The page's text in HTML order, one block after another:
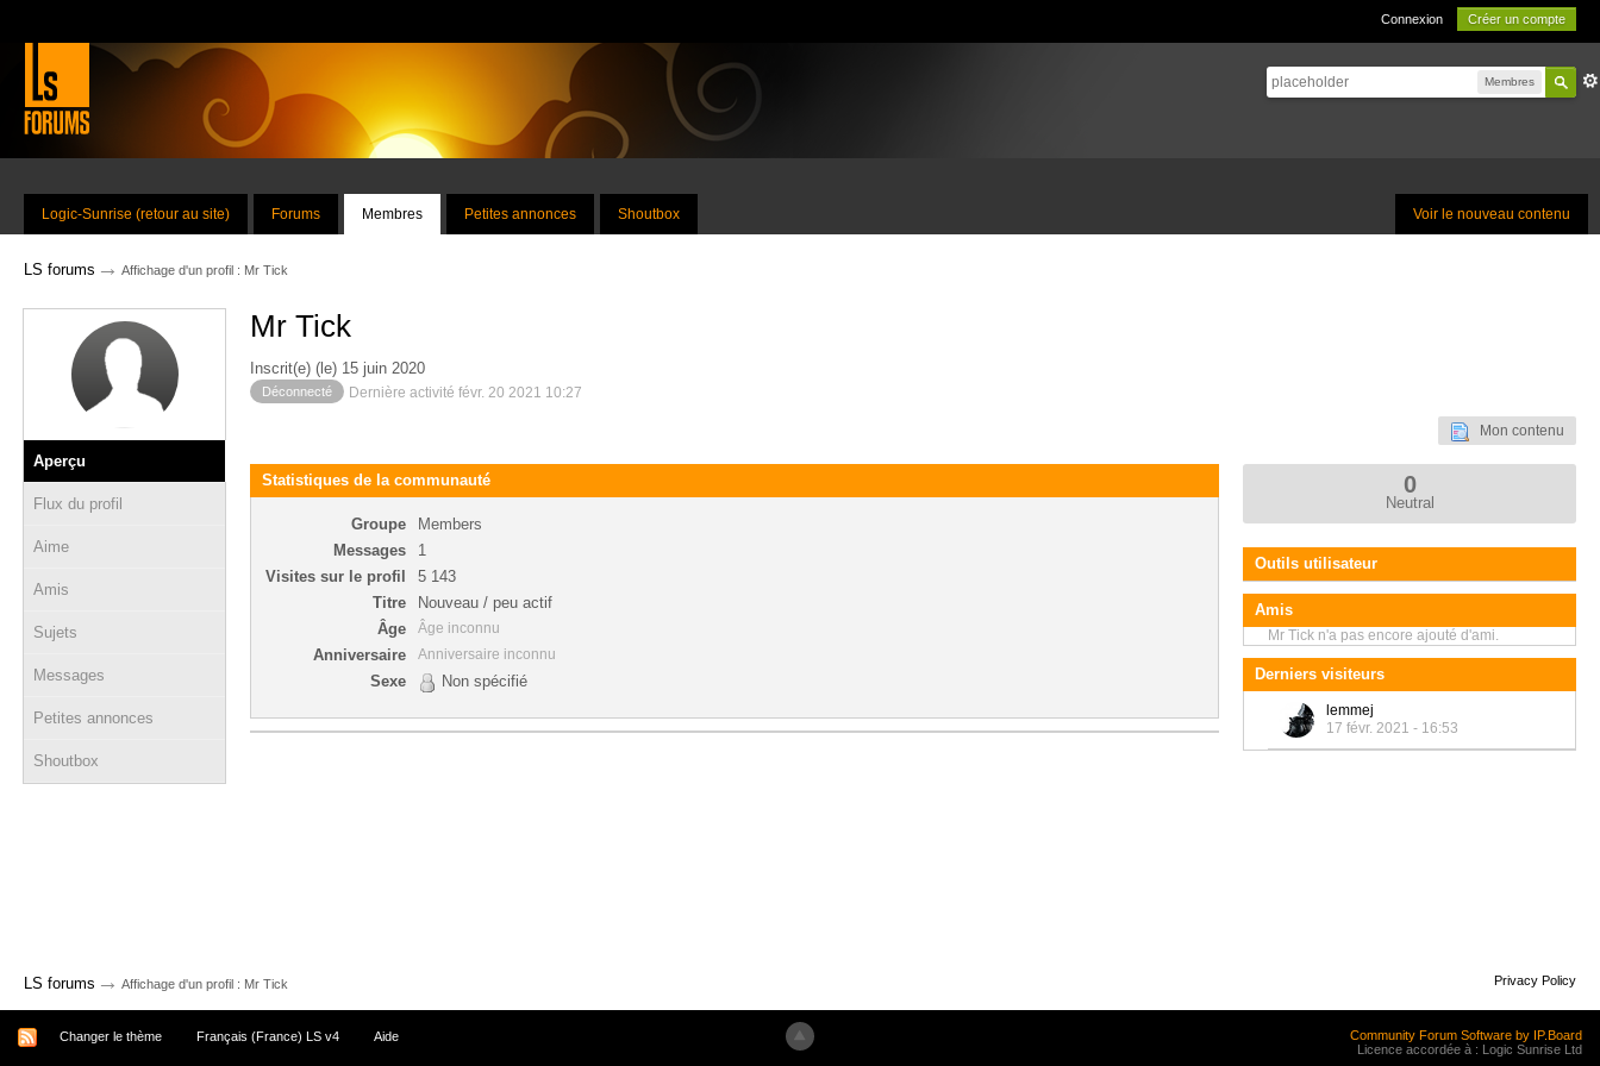
Connexion Créer un compte
Membres
Voir le nouveau contenu
Logic-Sunrise (retour au site) Forums Membres Petites annonces Shoutbox
LS forums → Affichage d'un profil : Mr Tick
Aperçu
Flux du profil
Aime
Amis
Sujets
Messages
Petites annonces
Shoutbox
Mr Tick
Inscrit(e) (le) 15 juin 2020
Déconnecté Dernière activité févr. 20 2021 10:27
Mon contenu
Statistiques de la communauté
Groupe
Members
Messages
1
Visites sur le profil
5 143
Titre
Nouveau / peu actif
Âge
Âge inconnu
Anniversaire Anniversaire inconnu
Sexe Non spécifié
0
Neutral
Outils utilisateur
Amis
Mr Tick n'a pas encore ajouté d'ami.
Derniers visiteurs
lemmej
17 févr. 2021 - 16:53
LS forums → Affichage d'un profil : Mr Tick Privacy Policy
Changer le thème Français (France) LS v4 Aide
Community Forum Software by IP.Board
Licence accordée à : Logic Sunrise Ltd